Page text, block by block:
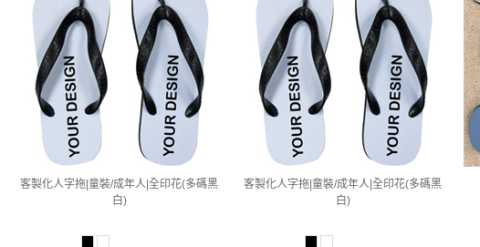
客製化人字拖|童裝/成年人|全印花(多碼黑
白)
客製化人字拖|童裝/成年人|全印花(多碼黑
白)